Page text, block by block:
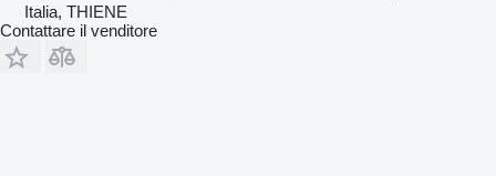
Italia, THIENE
Contattare il venditore